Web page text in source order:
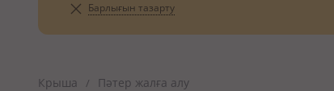
Барлығын тазарту
Крыша / Пәтер жалға алу